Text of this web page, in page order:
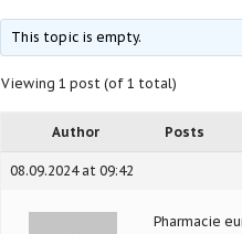
This topic is empty.
Viewing 1 post (of 1 total)
Author Posts
08.09.2024 at 09:42
Pharmacie